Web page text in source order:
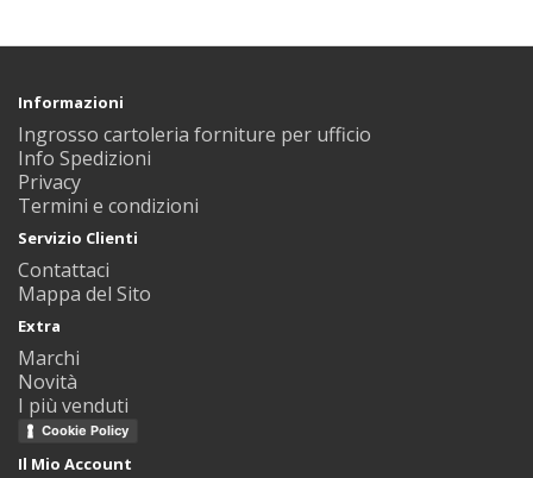
Informazioni
Ingrosso cartoleria forniture per ufficio
Info Spedizioni
Privacy
Termini e condizioni
Servizio Clienti
Contattaci
Mappa del Sito
Extra
Marchi
Novità
I più venduti
Cookie Policy
Il Mio Account